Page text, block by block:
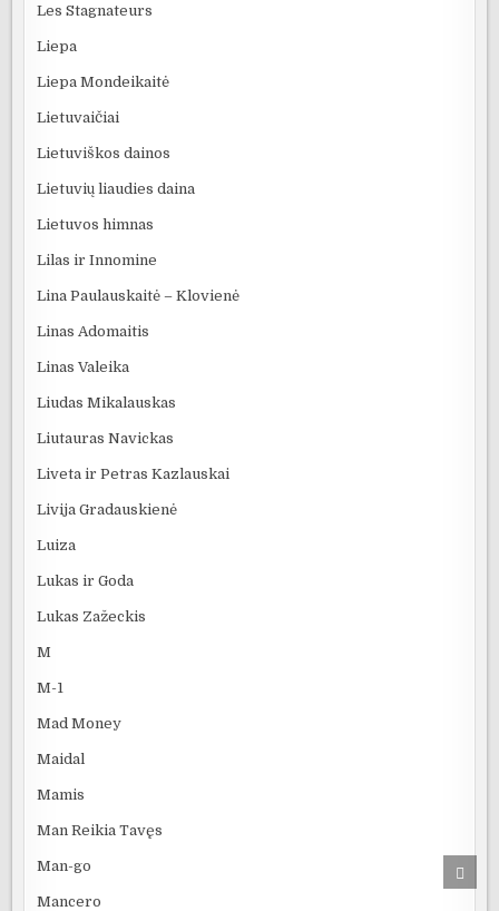
Les Stagnateurs
Liepa
Liepa Mondeikaitė
Lietuvaičiai
Lietuviškos dainos
Lietuvių liaudies daina
Lietuvos himnas
Lilas ir Innomine
Lina Paulauskaitė – Klovienė
Linas Adomaitis
Linas Valeika
Liudas Mikalauskas
Liutauras Navickas
Liveta ir Petras Kazlauskai
Livija Gradauskienė
Luiza
Lukas ir Goda
Lukas Zažeckis
M
M-1
Mad Money
Maidal
Mamis
Man Reikia Tavęs
Man-go
Mancero
TO